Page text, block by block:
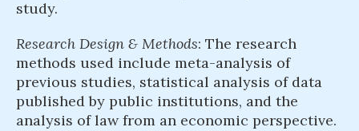
study.
Research Design & Methods: The research
methods used include meta-analysis of
previous studies, statistical analysis of data
published by public institutions, and the
analysis of law from an economic perspective.